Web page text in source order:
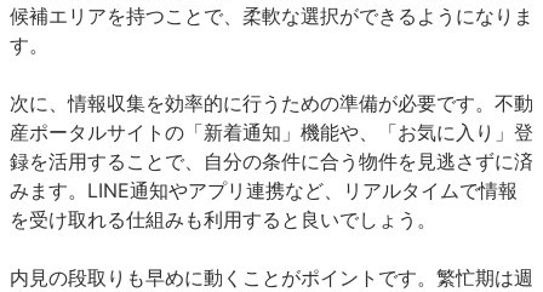
候補エリアを持つことで、柔軟な選択ができるようになりま
す。
次に、情報収集を効率的に行うための準備が必要です。不動
産ポータルサイトの「新着通知」機能や、「お気に入り」登
録を活用することで、自分の条件に合う物件を見逃さずに済
みます。LINE通知やアプリ連携など、リアルタイムで情報
を受け取れる仕組みも利用すると良いでしょう。
内見の段取りも早めに動くことがポイントです。繁忙期は週